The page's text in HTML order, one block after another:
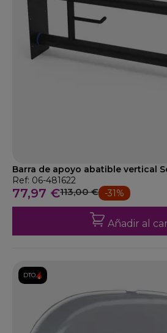
Barra de apoyo abatible vertical
Ref: 06-481622
77,97 €113,00 € -31%
Añadir al
DTO.